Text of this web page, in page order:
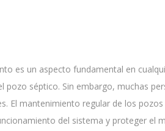
es un aspecto fundamental en
pozo séptico. Sin embargo, muchas
El mantenimiento regular de los
del sistema y proteger el